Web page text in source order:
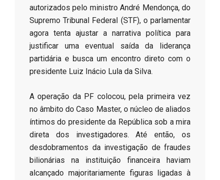
autorizados pelo ministro André Mendonça, do
Supremo Tribunal Federal (STF), o parlamentar
agora tenta ajustar a narrativa política para
justificar uma eventual saída da liderança
partidária e busca um encontro direto com o
presidente Luiz Inácio Lula da Silva.
​A operação da PF colocou, pela primeira vez
no âmbito do Caso Master, o núcleo de aliados
íntimos do presidente da República sob a mira
direta dos investigadores. Até então, os
desdobramentos da investigação de fraudes
bilionárias na instituição financeira haviam
alcançado majoritariamente figuras ligadas à